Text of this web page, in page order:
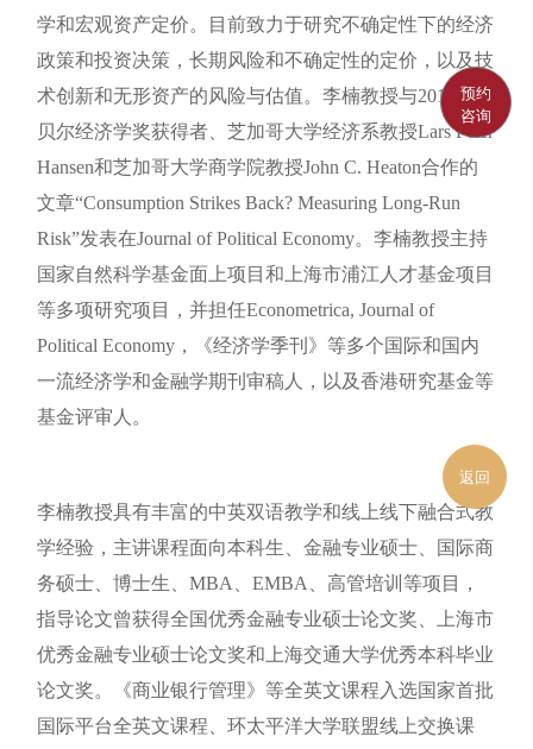
学和宏观资产定价。目前致力于研究不确定性下的经济
政策和投资决策，长期风险和不确定性的定价，以及技
术创新和无形资产的风险与估值。李楠教授与2013年诺
贝尔经济学奖获得者、芝加哥大学经济系教授Lars Peter
Hansen和芝加哥大学商学院教授John C. Heaton合作的
文章“Consumption Strikes Back? Measuring Long-Run
Risk”发表在Journal of Political Economy。李楠教授主持
国家自然科学基金面上项目和上海市浦江人才基金项目
等多项研究项目，并担任Econometrica, Journal of
Political Economy，《经济学季刊》等多个国际和国内
一流经济学和金融学期刊审稿人，以及香港研究基金等
基金评审人。
李楠教授具有丰富的中英双语教学和线上线下融合式教
学经验，主讲课程面向本科生、金融专业硕士、国际商
务硕士、博士生、MBA、EMBA、高管培训等项目，
指导论文曾获得全国优秀金融专业硕士论文奖、上海市
优秀金融专业硕士论文奖和上海交通大学优秀本科毕业
论文奖。《商业银行管理》等全英文课程入选国家首批
国际平台全英文课程、环太平洋大学联盟线上交换课
预约
咨询
返回